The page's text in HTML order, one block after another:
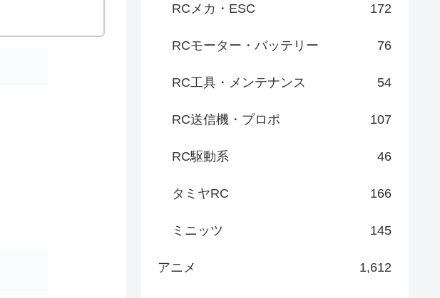
RCメカ・ESC 172
RCモーター・バッテリー 76
RC工具・メンテナンス 54
RC送信機・プロポ 107
RC駆動系 46
タミヤRC 166
ミニッツ 145
アニメ 1,612